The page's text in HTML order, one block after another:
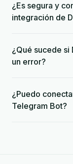
¿Es segura y
integración de
¿Qué sucede
un error?
¿Puedo
Telegram Bot?